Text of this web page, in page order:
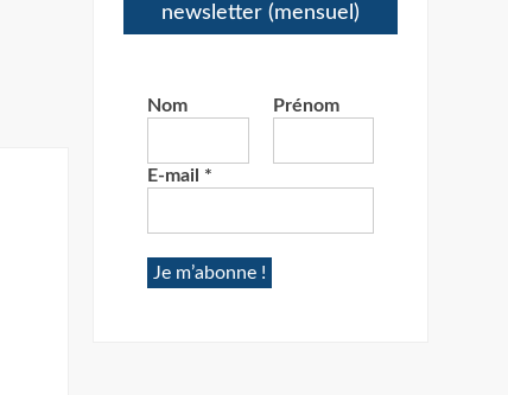
newsletter (mensuel)
Nom Prénom
E-mail *